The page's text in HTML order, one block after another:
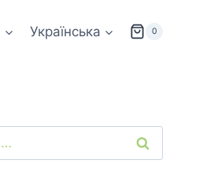
Українська 0
Шукати